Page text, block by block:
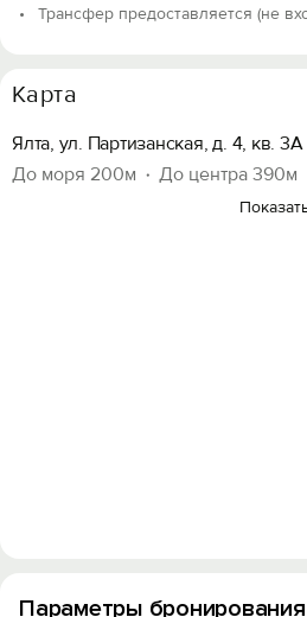
Параметры бронирования
Трансфер предоставляется (не
Карта
Ялта, ул. Партизанская, д. 4, кв. 3А
До моря 200м
До центра 390м